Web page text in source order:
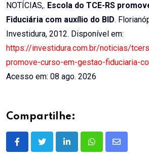
NOTÍCIAS,. Escola do TCE-RS
Fiduciária com auxílio do BID.
Investidura, 2012. Disponível em:
https://investidura.com.br/noticias/
promove-curso-em-gestao-fiduciaria-
Acesso em: 08 ago. 2026
Compartilhe:
LinkedInWhatsappShare